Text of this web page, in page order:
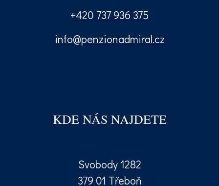
+420 737 936 375
info@penzionadmiral.cz
KDE NÁS NAJDETE
Svobody 1282
379 01 Třeboň